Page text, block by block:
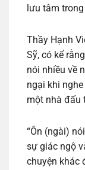
lưu tâm
Thầy Hạnh
Sỹ, có kể
nói nhiều về
ngại khi
một nhà đấu
“Ôn (ngài)
sự giác ngộ
chuyện khác